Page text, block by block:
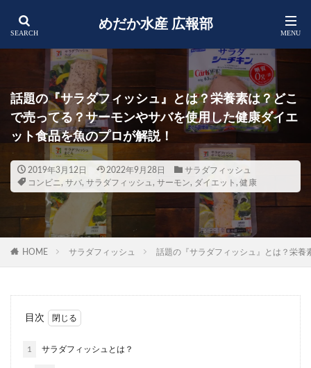
めだか水産 広報部
話題の『サラダフィッシュ』とは？栄養素は？どこ
で売ってる？サーモンやサバを使用した健康ダイエ
ット食品を魚のプロが解説！
2019年3月12日 2022年9月28日
サラダフィッシュ
コンビニ , サバ, サラダフィッシュ , サーモン, ダイエット ,健康
HOME サラダフィッシュ 話題の『サラダフィッシュ』とは？栄養
目次
1 サラダフィッシュとは？